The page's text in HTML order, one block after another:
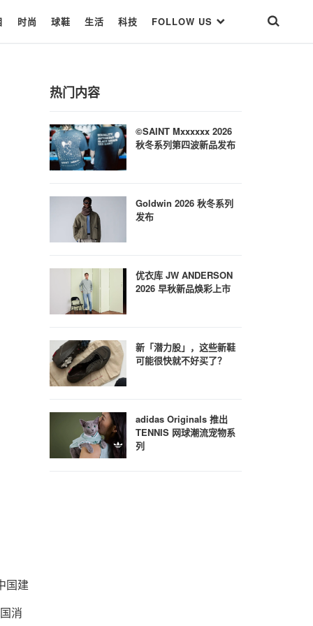
时尚 球鞋 生活 科技 FOLLOW US
国建
消
热门内容
©SAINT Mxxxxxx 2026
秋冬系列第四波新品发布
Goldwin 2026 秋冬系列
发布
优衣库 JW ANDERSON
2026 早秋新品焕彩上市
新「潜力股」，这些新鞋
可能很快就不好买了？
adidas Originals 推出
TENNIS 网球潮流宠物系
列